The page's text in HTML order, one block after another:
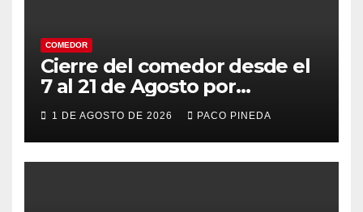
COMEDOR
Cierre del comedor desde el
7 al 21 de Agosto por
vacaciones
1 DE AGOSTO DE 2026 PACO PINEDA